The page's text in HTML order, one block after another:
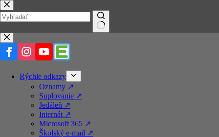
Prejsť
na
obsah
No
results
Rýchle odkazy
Oznamy ↗️
Suplovanie ↗️
Jedáleň ↗️
Internát ↗️
Microsoft 365 ↗️
Školský e-mail ↗️